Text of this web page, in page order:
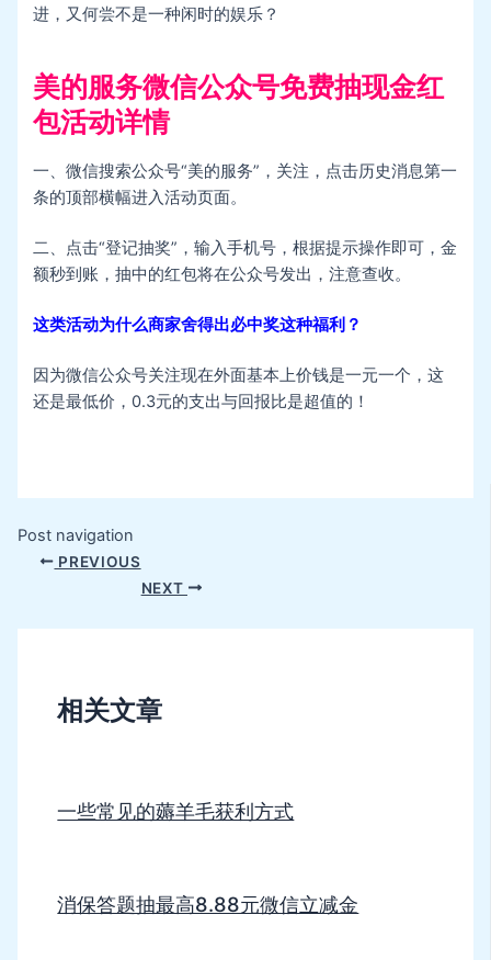
进，又何尝不是一种闲时的娱乐？
美的服务微信公众号免费抽现金红
包活动详情
一、微信搜索公众号“美的服务”，关注，点击历史消息第一
条的顶部横幅进入活动页面。
二、点击“登记抽奖”，输入手机号，根据提示操作即可，金
额秒到账，抽中的红包将在公众号发出，注意查收。
这类活动为什么商家舍得出必中奖这种福利？
因为微信公众号关注现在外面基本上价钱是一元一个，这
还是最低价，0.3元的支出与回报比是超值的！
Post navigation
PREVIOUS
NEXT
相关文章
一些常见的薅羊毛获利方式
消保答题抽最高8.88元微信立减金